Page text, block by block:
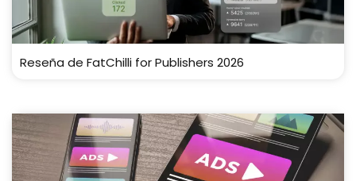
Reseña de FatChilli for Publishers 2026